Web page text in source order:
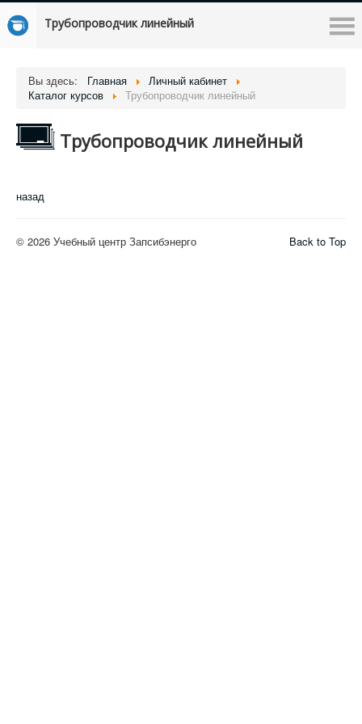
Трубопроводчик линейный
Вы здесь: Главная
Личный кабинет
Каталог курсов
Трубопроводчик линейный
Трубопроводчик линейный
назад
Back to Top
© 2026 Учебный центр Запсибэнерго